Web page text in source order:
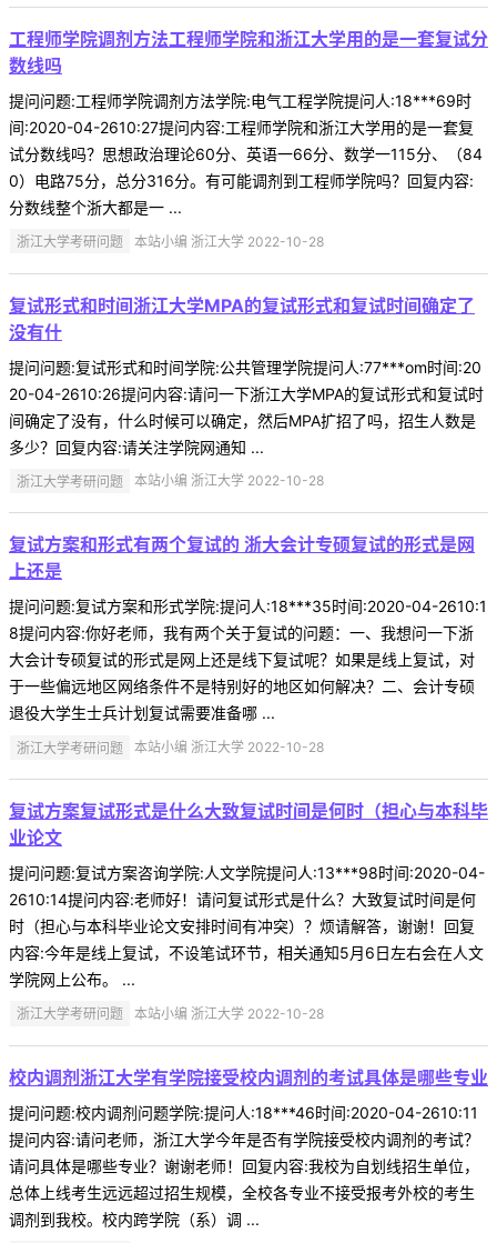
工程师学院调剂方法工程师学院和浙江大学用的是一套复试分
数线吗
提问问题:工程师学院调剂方法学院:电气工程学院提问人:18***69时
间:2020-04-2610:27提问内容:工程师学院和浙江大学用的是一套复
试分数线吗？思想政治理论60分、英语一66分、数学一115分、（84
0）电路75分，总分316分。有可能调剂到工程师学院吗？回复内容:
分数线整个浙大都是一 ...
浙江大学考研问题 本站小编 浙江大学 2022-10-28
复试形式和时间浙江大学MPA的复试形式和复试时间确定了
没有什
提问问题:复试形式和时间学院:公共管理学院提问人:77***om时间:20
20-04-2610:26提问内容:请问一下浙江大学MPA的复试形式和复试时
间确定了没有，什么时候可以确定，然后MPA扩招了吗，招生人数是
多少？回复内容:请关注学院网通知 ...
浙江大学考研问题 本站小编 浙江大学 2022-10-28
复试方案和形式有两个复试的 浙大会计专硕复试的形式是网
上还是
提问问题:复试方案和形式学院:提问人:18***35时间:2020-04-2610:1
8提问内容:你好老师，我有两个关于复试的问题：一、我想问一下浙
大会计专硕复试的形式是网上还是线下复试呢？如果是线上复试，对
于一些偏远地区网络条件不是特别好的地区如何解决？二、会计专硕
退役大学生士兵计划复试需要准备哪 ...
浙江大学考研问题 本站小编 浙江大学 2022-10-28
复试方案复试形式是什么大致复试时间是何时（担心与本科毕
业论文
提问问题:复试方案咨询学院:人文学院提问人:13***98时间:2020-04-
2610:14提问内容:老师好！请问复试形式是什么？大致复试时间是何
时（担心与本科毕业论文安排时间有冲突）？烦请解答，谢谢！回复
内容:今年是线上复试，不设笔试环节，相关通知5月6日左右会在人文
学院网上公布。 ...
浙江大学考研问题 本站小编 浙江大学 2022-10-28
校内调剂浙江大学有学院接受校内调剂的考试具体是哪些专业
提问问题:校内调剂问题学院:提问人:18***46时间:2020-04-2610:11
提问内容:请问老师，浙江大学今年是否有学院接受校内调剂的考试？
请问具体是哪些专业？谢谢老师！回复内容:我校为自划线招生单位，
总体上线考生远远超过招生规模，全校各专业不接受报考外校的考生
调剂到我校。校内跨学院（系）调 ...